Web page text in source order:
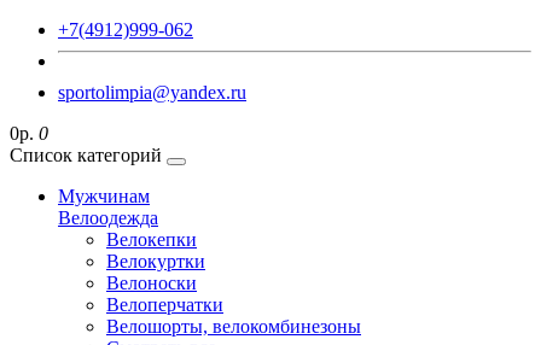
+7(4912)999-062
sportolimpia@yandex.ru
0р. 0
Список категорий
Мужчинам
Велоодежда
Велокепки
Велокуртки
Велоноски
Велоперчатки
Велошорты, велокомбинезоны